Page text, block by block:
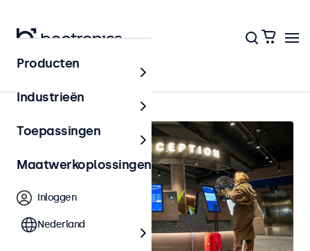
Home
Producten
Industrieën
Toepassingen
Maatwerkoplossingen
Inloggen
Nederland